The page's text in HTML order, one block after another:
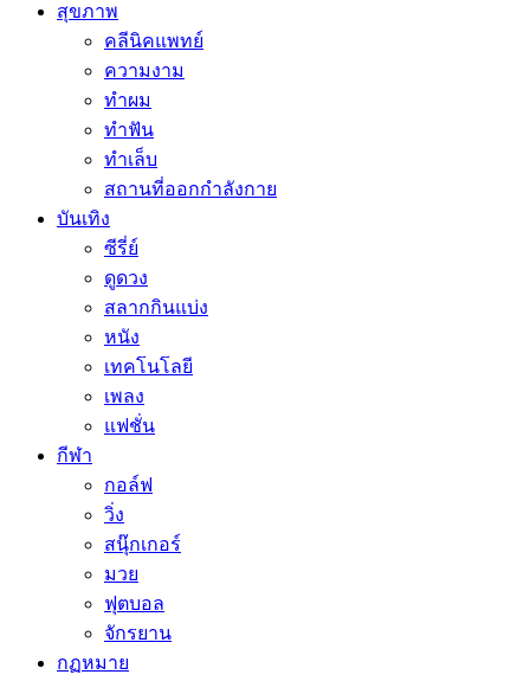
สุขภาพ
คลีนิคแพทย์
ความงาม
ทำผม
ทำฟัน
ทำเล็บ
สถานที่ออกกำลังกาย
บันเทิง
ซีรี่ย์
ดูดวง
สลากกินแบ่ง
หนัง
เทคโนโลยี
เพลง
แฟชั่น
กีฬา
กอล์ฟ
วิ่ง
สนุ๊กเกอร์
มวย
ฟุตบอล
จักรยาน
กฏหมาย